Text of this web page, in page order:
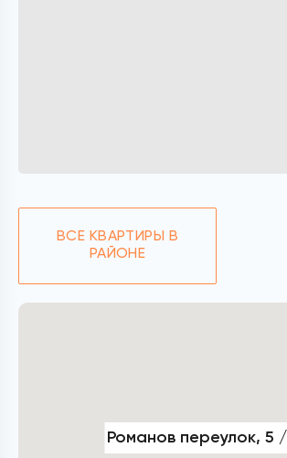
ВСЕ КВАРТИРЫ В
РАЙОНЕ
Романов переулок, 5 /